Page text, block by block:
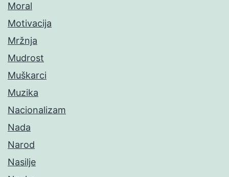
Moral
Motivacija
Mržnja
Mudrost
Muškarci
Muzika
Nacionalizam
Nada
Narod
Nasilje